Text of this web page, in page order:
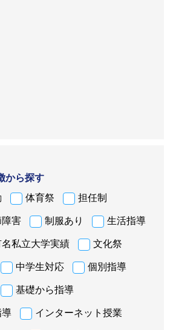
から探す
体育祭 担任制
障害 制服あり 生活指導
私立大学実績 文化祭
中学生対応 個別指導
基礎から指導
導 インターネット授業